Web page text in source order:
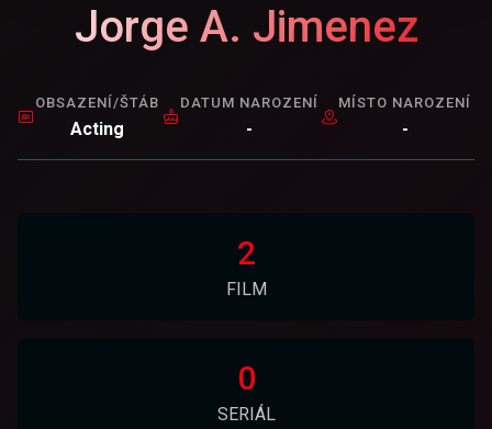
Jorge A. Jimenez
OBSAZENÍ/ŠTÁB
Acting
DATUM NAROZENÍ
-
MÍSTO NAROZENÍ
-
2
FILM
0
SERIÁL